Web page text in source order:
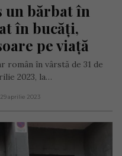
un bărbat în
în bucăți,
pe viață
român în vârstă de 31 de
2023, la…
aprilie 2023